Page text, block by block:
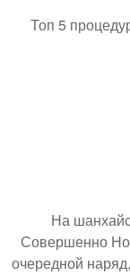
Топ 5
На
Совершенно
очередной